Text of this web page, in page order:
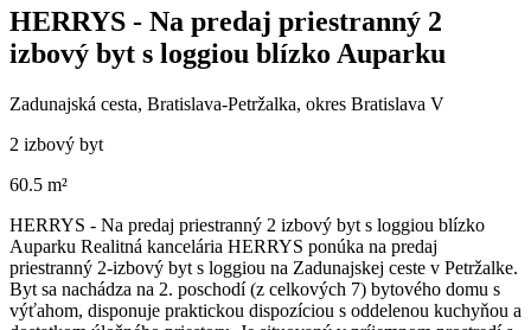
HERRYS - Na predaj priestranný 2
izbový byt s loggiou blízko Auparku
Zadunajská cesta, Bratislava-Petržalka, okres Bratislava V
2 izbový byt
60.5 m²
HERRYS - Na predaj priestranný 2 izbový byt s loggiou blízko
Auparku Realitná kancelária HERRYS ponúka na predaj
priestranný 2-izbový byt s loggiou na Zadunajskej ceste v Petržalke.
Byt sa nachádza na 2. poschodí (z celkových 7) bytového domu s
výťahom, disponuje praktickou dispozíciou s oddelenou kuchyňou a